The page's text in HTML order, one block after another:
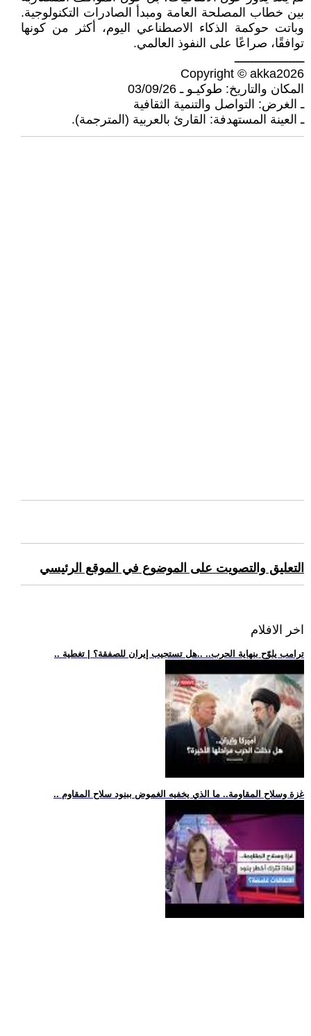
بين خطاب المصلحة العامة ومبدأ الصادرات التكنولوجية.
وباتت حوكمة الذكاء الاصطناعي اليوم، أكثر من كونها
توافقًا، صراعًا على النفوذ العالمي.
ــــــــــــــــــــ
Copyright © akka2026
المكان والتاريخ: طوكيـو ـ 03/09/26
ـ الغرض: التواصل والتنمية الثقافية
ـ العينة المستهدفة: القارئ بالعربية (المترجمة).
التعليق والتصويت على الموضوع في الموقع الرئيسي
اخر الافلام
.. ترامب يلوّح بنهاية الحرب.. ..هل تستجيب إيران للصفقة؟ | تغطية
.. غزة وسلاح المقاومة.. ما الذي يخفيه الغموض ببنود سلاح المقاوم